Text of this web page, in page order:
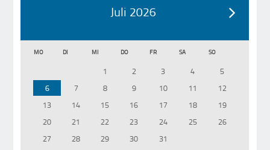
Juli 2026
MO DI MI DO FR SA SO
1 2 3 4
5
6
7 8 9 10 11
12
13
14 15 16 17 18
19
20
21 22 23 24 25
26
27
28 29 30 31